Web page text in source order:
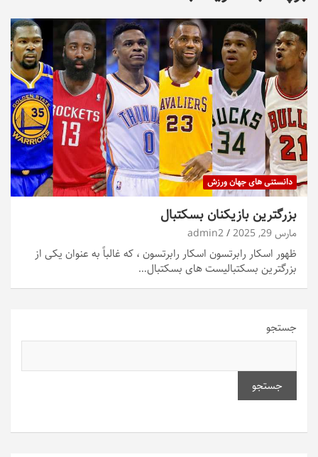
دانستنی های جهان ورزش
بزرگترین بازیکنان بسکتبال
مارس 29, 2025 admin2
ظهور اسکار رابرتسون اسکار رابرتسون ، که غالباً به عنوان یکی از
بزرگترین بسکتبالیست های بسکتبال…
جستجو
جستجو